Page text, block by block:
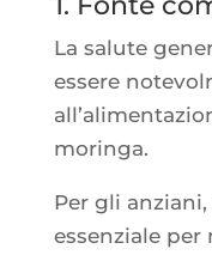
La salute
essere
moringa.
Per gli
essen­ziale per